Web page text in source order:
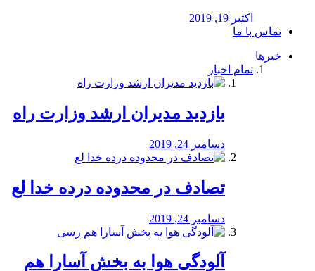
اکتبر 19, 2019
تماس با ما
خبرها
تمام اخبار
بازدید مدیران ارشد وزارت راه
دسامبر 24, 2019
تصادف در محدوده درده خدا لع
دسامبر 24, 2019
آلودگی هوا به بخش آسارا هم